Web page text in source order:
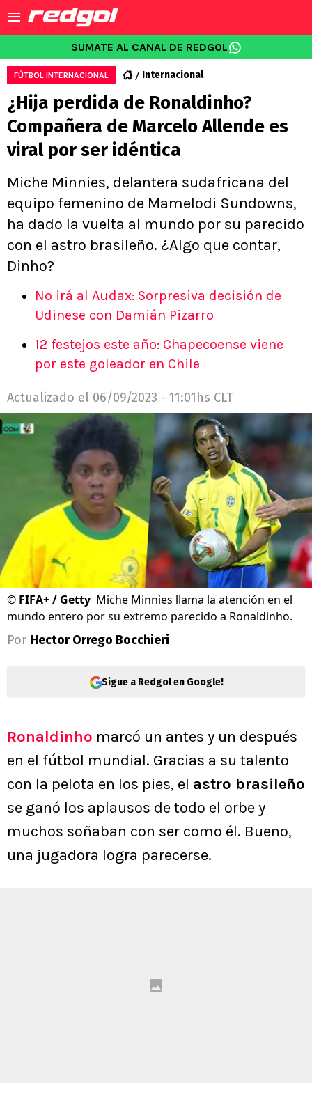
SUMATE AL CANAL DE REDGOL
FÚTBOL INTERNACIONAL Internacional
¿Hija perdida de Ronaldinho?
Compañera de Marcelo Allende es
viral por ser idéntica
Miche Minnies, delantera sudafricana del
equipo femenino de Mamelodi Sundowns,
ha dado la vuelta al mundo por su parecido
con el astro brasileño. ¿Algo que contar,
Dinho?
No irá al Audax: Sorpresiva decisión de
Udinese con Damián Pizarro
12 festejos este año: Chapecoense viene
por este goleador en Chile
Actualizado el 06/09/2023 - 11:01hs CLT
© FIFA+ / Getty Miche Minnies llama la atención en el
mundo entero por su extremo parecido a Ronaldinho.
Por Hector Orrego Bocchieri
Sigue a Redgol en Google!
Ronaldinho marcó un antes y un después
en el fútbol mundial. Gracias a su talento
con la pelota en los pies, el astro brasileño
se ganó los aplausos de todo el orbe y
muchos soñaban con ser como él. Bueno,
una jugadora logra parecerse.